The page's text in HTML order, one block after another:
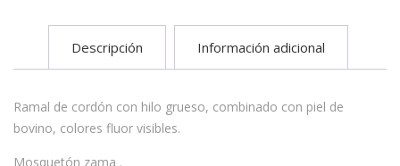
Descripción Información adicional
Ramal de cordón con hilo grueso, combinado con piel de
bovino, colores fluor visibles.
Mosquetón zama .